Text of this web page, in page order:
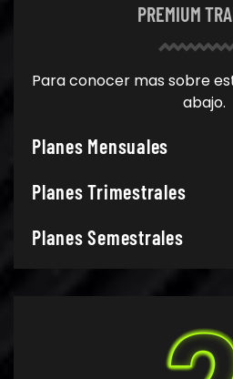
PREMIUM
Para conocer mas sobre
abajo.
Planes Mensuales
Planes Trimestrales
Planes Semestrales